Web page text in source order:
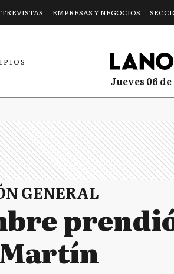
EMPRESAS Y NEGOCIOS
jueves 06
GENERAL
Martín